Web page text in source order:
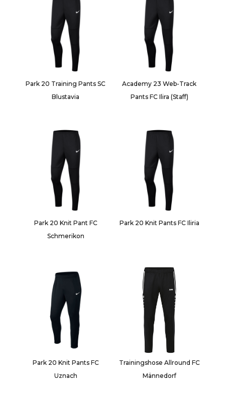
Park 20 Training Pants SC
Blustavia
Academy 23 Web-Track
Pants FC Ilira (Staff)
Park 20 Knit Pant FC
Schmerikon
Park 20 Knit Pants FC Iliria
Park 20 Knit Pants FC
Uznach
Trainingshose Allround FC
Männedorf